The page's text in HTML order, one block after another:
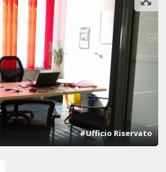
#Ufficio Riservato